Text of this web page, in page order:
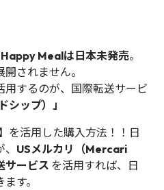
Mealは日本未発売。
されません。
用するのが、国際転送サービ
シップ）」
を活用した購入方法！！日
USメルカリ（Mercari
サービス を活用すれば、日
す。